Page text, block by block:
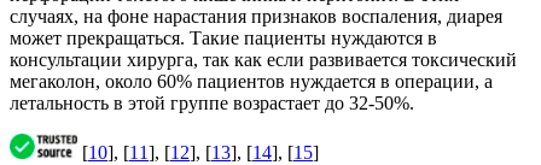
случаях, на фоне нарастания признаков воспаления, диарея
может прекращаться. Такие пациенты нуждаются в
консультации хирурга, так как если развивается токсический
мегаколон, около 60% пациентов нуждается в операции, а
летальность в этой группе возрастает до 32-50%.
[10], [11], [12], [13], [14], [15]